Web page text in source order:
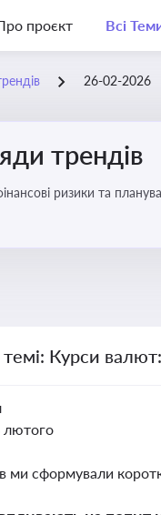
проєкт Всі
26-02-2026
трендів
ризики та
Курси
лютого
ми сформували